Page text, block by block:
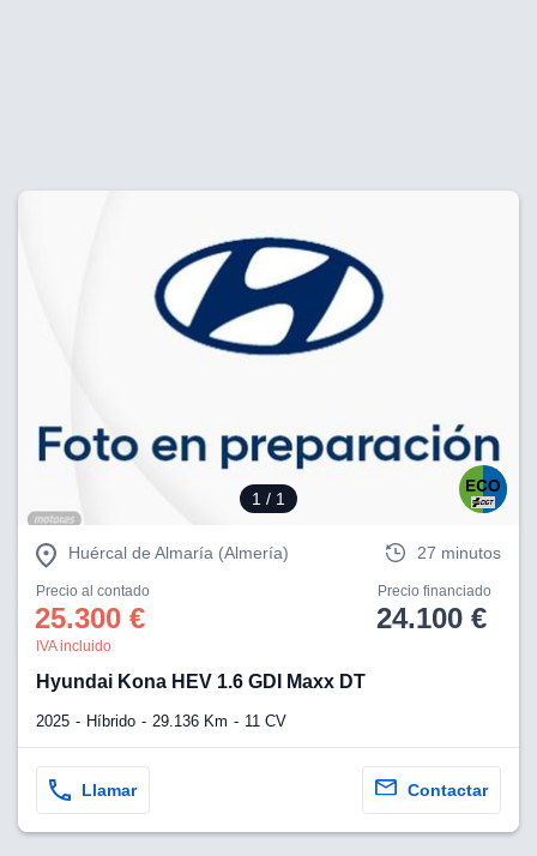
1 / 1
Huércal de Almaría (Almería) 27 minutos
Precio al contado
25.300 €
IVA incluido
Precio financiado
24.100 €
Hyundai Kona HEV 1.6 GDI Maxx DT
2025 Híbrido 29.136 Km 11 CV
Llamar Contactar